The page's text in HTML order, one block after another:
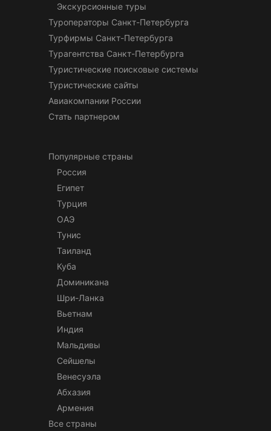
Экскурсионные туры
Туроператоры Санкт-Петербурга
Турфирмы Санкт-Петербурга
Турагентства Санкт-Петербурга
Туристические поисковые системы
Туристические сайты
Авиакомпании России
Стать партнером
Популярные страны
Россия
Египет
Турция
ОАЭ
Тунис
Таиланд
Куба
Доминикана
Шри-Ланка
Вьетнам
Индия
Мальдивы
Сейшелы
Венесуэла
Абхазия
Армения
Все страны